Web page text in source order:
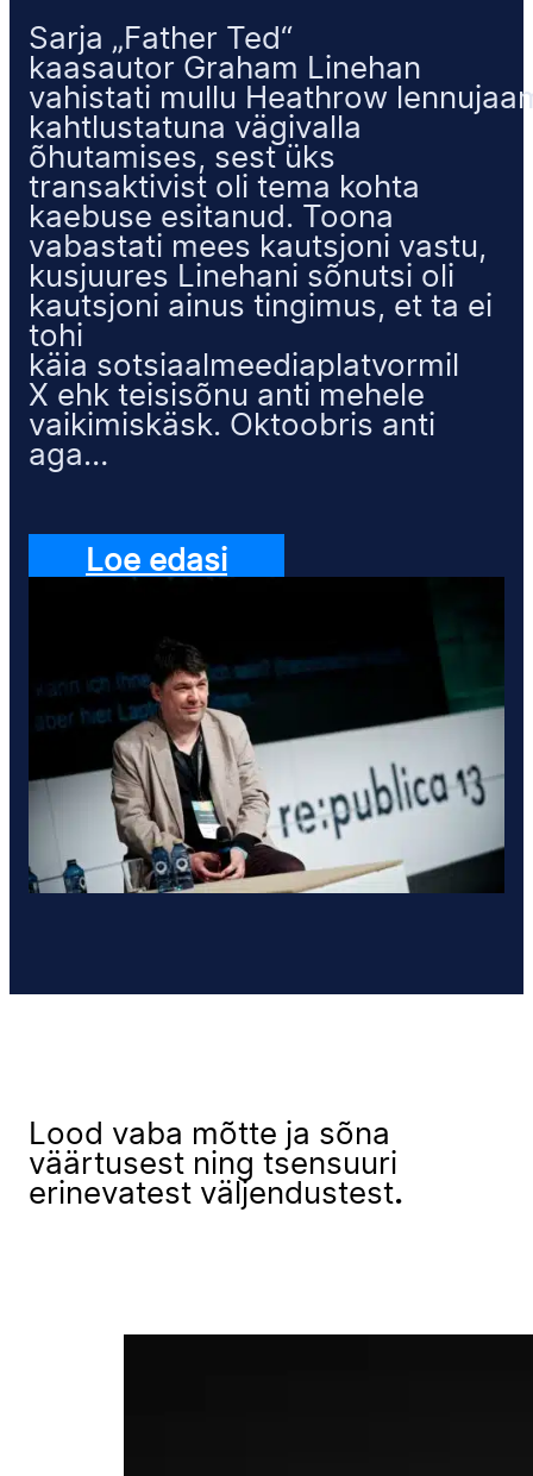
Sarja „Father Ted“
kaasautor Graham Linehan
vahistati mullu Heathrow
kahtlustatuna vägivalla
õhutamises, sest üks
transaktivist oli tema kohta
kaebuse esitanud. Toona
vabastati mees kautsjoni vastu,
kusjuures Linehani sõnutsi oli
kautsjoni ainus tingimus, et ta ei
tohi
käia sotsiaalmeediaplatvormil
X ehk teisisõnu anti mehele
vaikimiskäsk. Oktoobris anti
aga…
Loe edasi
Lood vaba mõtte ja sõna
väärtusest ning tsensuuri
erinevatest väljendustest.